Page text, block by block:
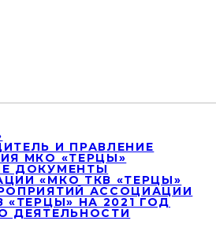
И ПРАВЛЕНИЕ
МКО «ТЕРЦЫ»
ДОКУМЕНТЫ
«МКО ТКВ «ТЕРЦЫ»
АССОЦИАЦИИ
«ТЕРЦЫ» НА 2021 ГОД
ДЕЯТЕЛЬНОСТИ